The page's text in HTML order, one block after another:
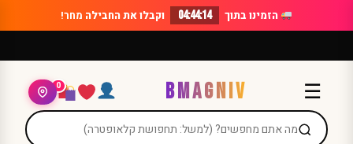
to
הזמינו בתוך 04:44:14 וקבלו את החבילה מחר!
☰
BMAGNIV
0